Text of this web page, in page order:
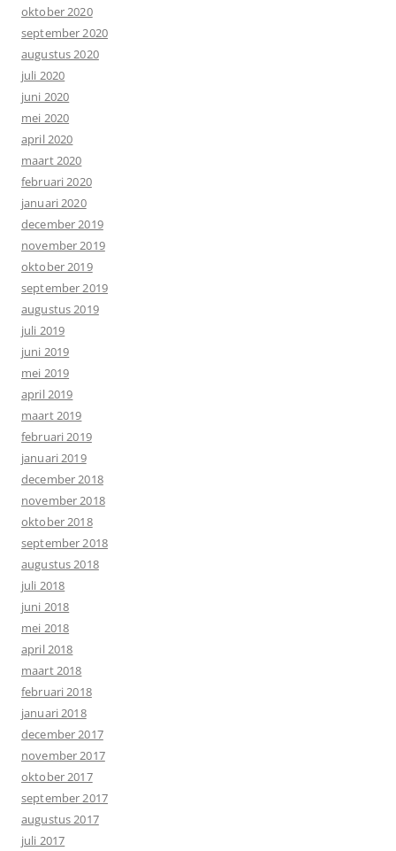
oktober 2020
september 2020
augustus 2020
juli 2020
juni 2020
mei 2020
april 2020
maart 2020
februari 2020
januari 2020
december 2019
november 2019
oktober 2019
september 2019
augustus 2019
juli 2019
juni 2019
mei 2019
april 2019
maart 2019
februari 2019
januari 2019
december 2018
november 2018
oktober 2018
september 2018
augustus 2018
juli 2018
juni 2018
mei 2018
april 2018
maart 2018
februari 2018
januari 2018
december 2017
november 2017
oktober 2017
september 2017
augustus 2017
juli 2017